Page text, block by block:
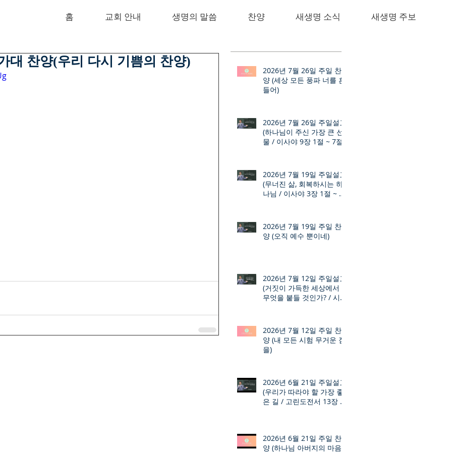
홈 교회 안내 생명의 말씀 찬양 새생명 소식 새생명 주보
찬양(우리 다시 기쁨의 찬양)
2026년 7월 26일 주일 찬
양 (세상 모든 풍파 너를 흔
들어)
2026년 7월 26일 주일설교
(하나님이 주신 가장 큰 선
물 / 이사야 9장 1절 ~ 7절)
2026년 7월 19일 주일설교
(무너진 삶, 회복하시는 하
나님 / 이사야 3장 1절 ~ 12
2026년 7월 19일 주일 찬
양 (오직 예수 뿐이네)
2026년 7월 12일 주일설교
(거짓이 가득한 세상에서
무엇을 붙들 것인가? / 시편
2026년 7월 12일 주일 찬
양 (내 모든 시험 무거운 짐
을)
2026년 6월 21일 주일설교
(우리가 따라야 할 가장 좋
은 길 / 고린도전서 13장 1
2026년 6월 21일 주일 찬
양 (하나님 아버지의 마음)